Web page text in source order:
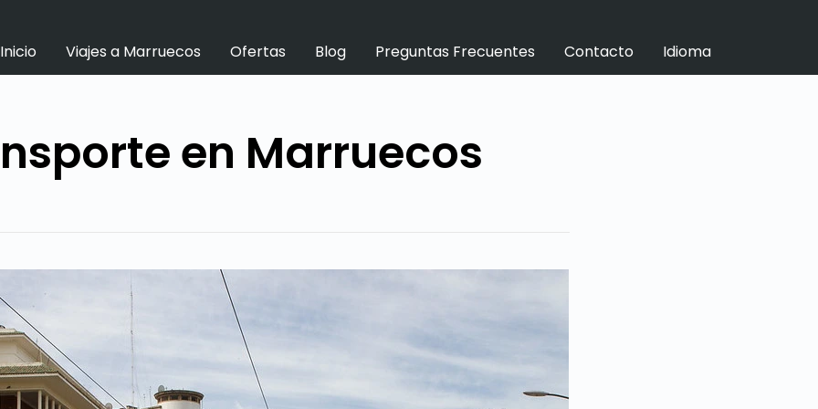
Inicio Viajes a Marruecos Ofertas Blog Preguntas Frecuentes Contacto Idioma
en Marruecos